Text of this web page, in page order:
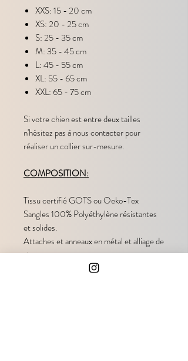
XXS: 15 - 20 cm
XS: 20 - 25 cm
S: 25 - 35 cm
M: 35 - 45 cm
L: 45 - 55 cm
XL: 55 - 65 cm
XXL: 65 - 75 cm
Si votre chien est entre deux tailles
n'hésitez pas à nous contacter pour
réaliser un collier sur-mesure.
COMPOSITION:
Tissu certifié GOTS ou Oeko-Tex
Sangles 100% Polyéthylène résistantes
et solides.
Attaches et anneaux en métal et alliage de
zinc.